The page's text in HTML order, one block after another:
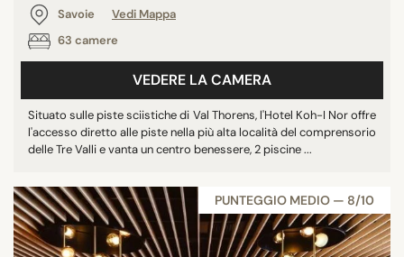
Savoie
Vedi Mappa
63 camere
VEDERE LA CAMERA
Situato sulle piste sciistiche di Val Thorens, l'Hotel Koh-I Nor offre
l'accesso diretto alle piste nella più alta località del comprensorio
delle Tre Valli e vanta un centro benessere, 2 piscine ...
PUNTEGGIO MEDIO — 8/10